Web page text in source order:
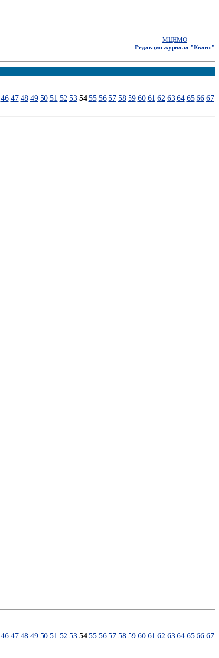
МЦНМО
Редакция журнала "Квант"
46 47 48 49 50 51 52 53 54 55 56 57 58 59 60 61 62 63 64 65 66 67
46 47 48 49 50 51 52 53 54 55 56 57 58 59 60 61 62 63 64 65 66 67